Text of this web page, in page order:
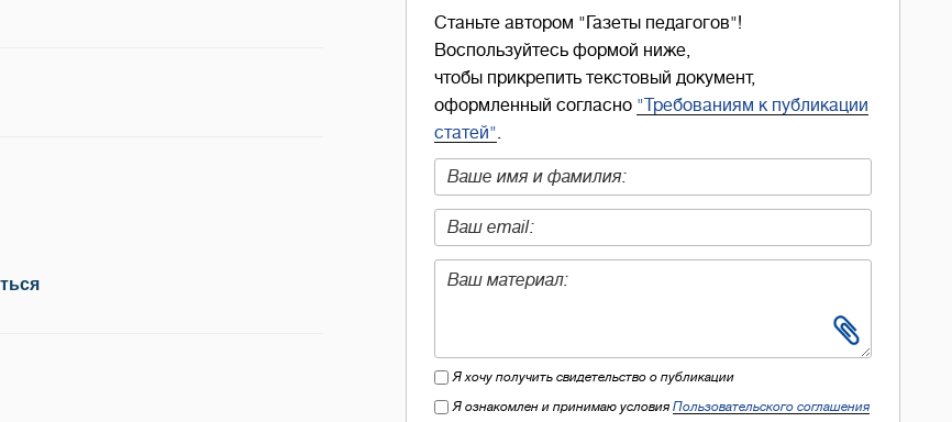
Станьте автором "Газеты педагогов"!
Воспользуйтесь формой ниже,
чтобы прикрепить текстовый документ,
оформленный согласно "Требованиям к публикации
статей".
Я хочу получить свидетельство о публикации
Я ознакомлен и принимаю условия Пользовательского соглашения